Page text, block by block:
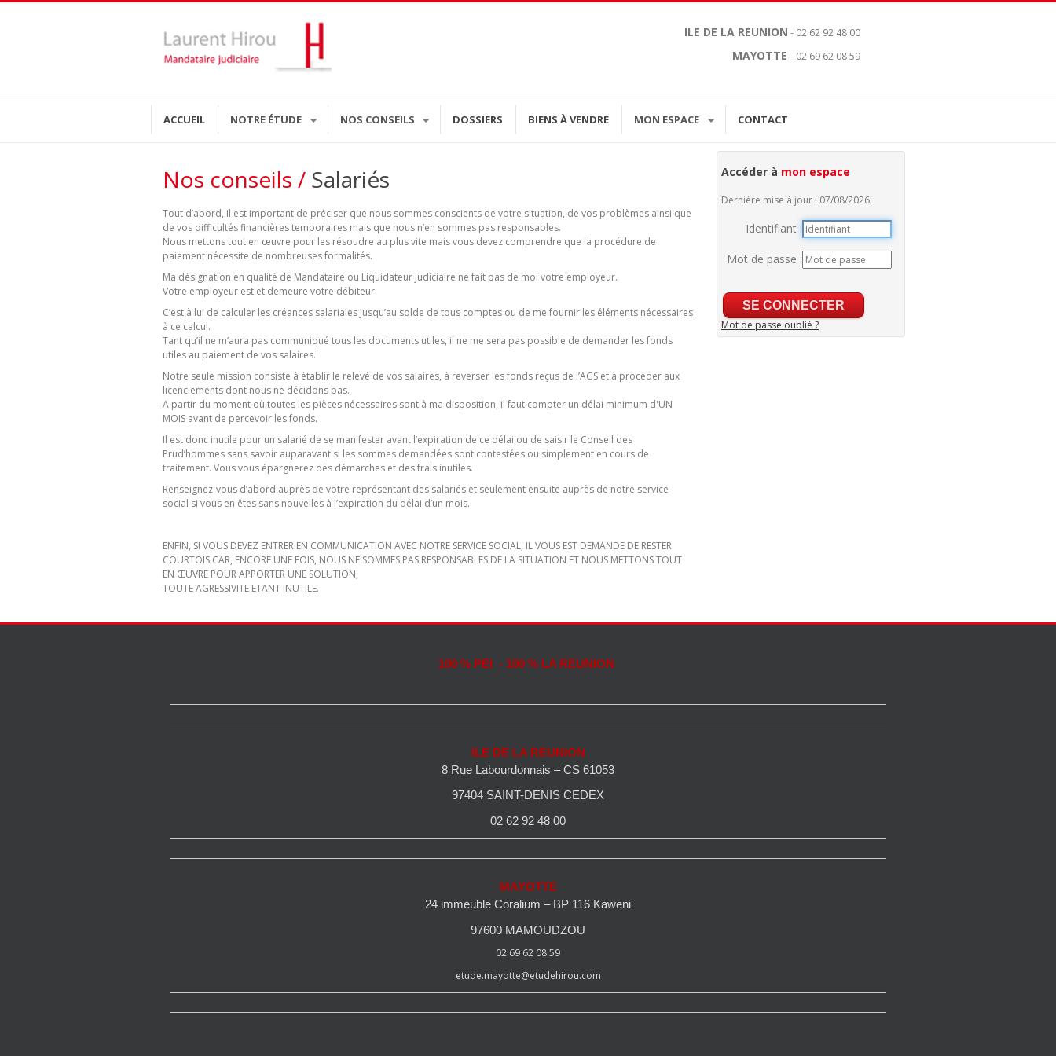
ILE DE LA REUNION - 02 62 92 48 00
MAYOTTE- 02 69 62 08 59
ACCUEIL NOTRE ÉTUDE NOS CONSEILS DOSSIERS BIENS À VENDRE MON ESPACE CONTACT
Accéder à mon espace
Dernière mise à jour : 07/08/2026
Identifiant :
Mot de passe :
Mot de passe oublié ?
Nos conseils / Salariés
Tout d’abord, il est important de préciser que nous sommes conscients de votre situation, de vos problèmes ainsi que
de vos difficultés financières temporaires mais que nous n’en sommes pas responsables.
Nous mettons tout en œuvre pour les résoudre au plus vite mais vous devez comprendre que la procédure de
paiement nécessite de nombreuses formalités.
Ma désignation en qualité de Mandataire ou Liquidateur judiciaire ne fait pas de moi votre employeur.
Votre employeur est et demeure votre débiteur.
C’est à lui de calculer les créances salariales jusqu’au solde de tous comptes ou de me fournir les éléments nécessaires
à ce calcul.
Tant qu’il ne m’aura pas communiqué tous les documents utiles, il ne me sera pas possible de demander les fonds
utiles au paiement de vos salaires.
Notre seule mission consiste à établir le relevé de vos salaires, à reverser les fonds reçus de l’AGS et à procéder aux
licenciements dont nous ne décidons pas.
A partir du moment où toutes les pièces nécessaires sont à ma disposition, il faut compter un délai minimum d'UN
MOIS avant de percevoir les fonds.
Il est donc inutile pour un salarié de se manifester avant l’expiration de ce délai ou de saisir le Conseil des
Prud’hommes sans savoir auparavant si les sommes demandées sont contestées ou simplement en cours de
traitement. Vous vous épargnerez des démarches et des frais inutiles.
Renseignez-vous d’abord auprès de votre représentant des salariés et seulement ensuite auprès de notre service
social si vous en êtes sans nouvelles à l’expiration du délai d’un mois.
ENFIN, SI VOUS DEVEZ ENTRER EN COMMUNICATION AVEC NOTRE SERVICE SOCIAL, IL VOUS EST DEMANDE DE RESTER
COURTOIS CAR, ENCORE UNE FOIS, NOUS NE SOMMES PAS RESPONSABLES DE LA SITUATION ET NOUS METTONS TOUT
EN ŒUVRE POUR APPORTER UNE SOLUTION,
TOUTE AGRESSIVITE ETANT INUTILE.
100 % PEI - 100 % LA REUNION
ILE DE LA REUNION
8 Rue Labourdonnais – CS 61053
97404 SAINT-DENIS CEDEX
02 62 92 48 00
MAYOTTE
24 immeuble Coralium – BP 116 Kaweni
97600 MAMOUDZOU
02 69 62 08 59
etude.mayotte@etudehirou.com